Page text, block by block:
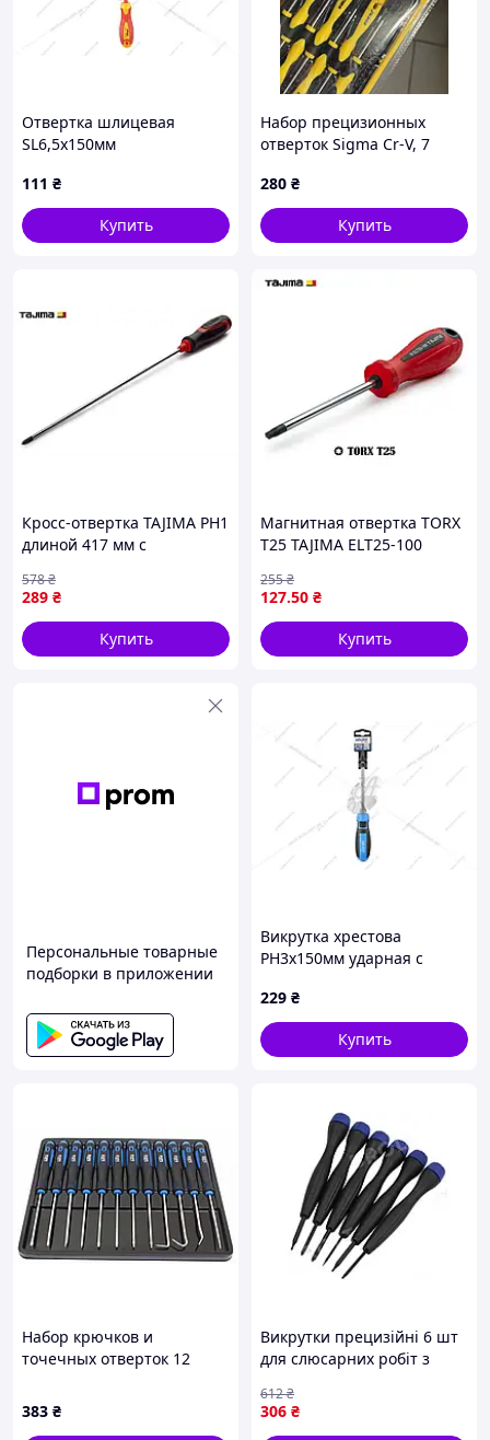
Отвертка шлицевая
SL6,5х150мм
111 ₴
Купить
Набор прецизионных
отверток Sigma Cr-V, 7
работ
280 ₴
Купить
Кросс-отвертка TAJIMA PH1
длиной 417 мм с
для надежного крепления
289 ₴
578₴
Купить
Магнитная отвертка TORX
T25 TAJIMA ELT25-100
работы с крепежом
127.50 ₴
255₴
Купить
Персональные товарные
подборки в приложении
Викрутка хрестова
PH3х150мм ударная с
MOLDER
229 ₴
Купить
Набор крючков и
точечных отверток 12
383 ₴
Викрутки прецизійні 6 шт
для слюсарних робіт з
наконечниками CrV6150
HRC 51-54
306 ₴
612₴